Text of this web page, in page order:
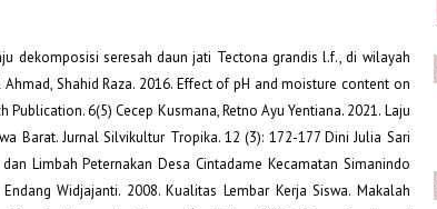
dekomposisi seresah daun jati Tectona grandis l.f., di wilayah
Shahid Raza. 2016. Effect of pH and moisture content on
6(5) Cecep Kusmana, Retno Ayu Yentiana. 2021. Laju
Barat. Jurnal Silvikultur Tropika. 12 (3): 172-177 Dini Julia Sari
Limbah Peternakan Desa Cintadame Kecamatan Simanindo
Widjajanti. 2008. Kualitas Lembar Kerja Siswa. Makalah